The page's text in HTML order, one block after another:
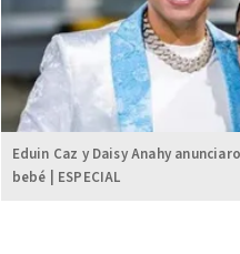
Eduin Caz y Daisy Anahy
bebé | ESPECIAL